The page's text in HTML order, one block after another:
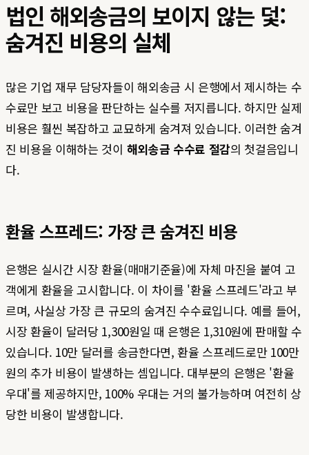
법인 해외송금의 보이지 않는 덫:
숨겨진 비용의 실체
많은 기업 재무 담당자들이 해외송금 시 은행에서 제시하는 수
수료만 보고 비용을 판단하는 실수를 저지릅니다. 하지만 실제
비용은 훨씬 복잡하고 교묘하게 숨겨져 있습니다. 이러한 숨겨
진 비용을 이해하는 것이 해외송금 수수료 절감의 첫걸음입니
다.
환율 스프레드: 가장 큰 숨겨진 비용
은행은 실시간 시장 환율(매매기준율)에 자체 마진을 붙여 고
객에게 환율을 고시합니다. 이 차이를 '환율 스프레드'라고 부
르며, 사실상 가장 큰 규모의 숨겨진 수수료입니다. 예를 들어,
시장 환율이 달러당 1,300원일 때 은행은 1,310원에 판매할 수
있습니다. 10만 달러를 송금한다면, 환율 스프레드로만 100만
원의 추가 비용이 발생하는 셈입니다. 대부분의 은행은 '환율
우대'를 제공하지만, 100% 우대는 거의 불가능하며 여전히 상
당한 비용이 발생합니다.